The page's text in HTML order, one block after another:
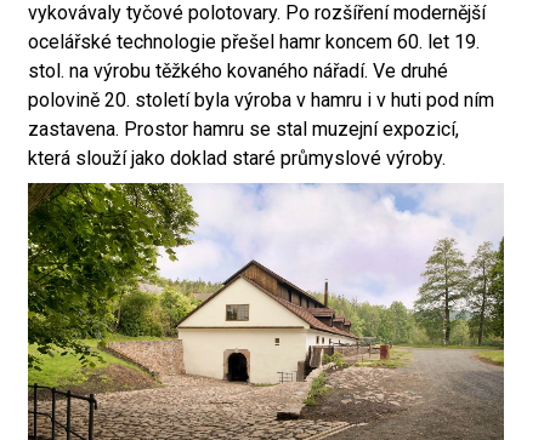
vykovávaly tyčové polotovary. Po rozšíření modernější
ocelářské technologie přešel hamr koncem 60. let 19.
stol. na výrobu těžkého kovaného nářadí. Ve druhé
polovině 20. století byla výroba v hamru i v huti pod ním
zastavena. Prostor hamru se stal muzejní expozicí,
která slouží jako doklad staré průmyslové výroby.